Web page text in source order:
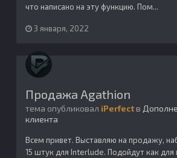
что написано на эту функцию. Пом...
3 января, 2022
Продажа Agathion
тема опубликовал iPerfectв
клиента
Всем привет. Выставляю на продажу,
15 штук для Interlude. Подойдут как для